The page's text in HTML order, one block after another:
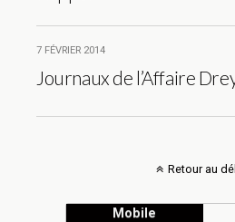
7 FÉVRIER 2014
Journaux de l’Affaire
Retour au
Mobile